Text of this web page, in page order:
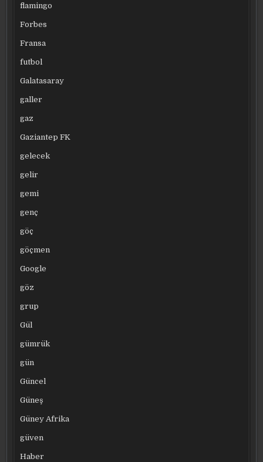
flamingo
Forbes
Fransa
futbol
Galatasaray
galler
gaz
Gaziantep FK
gelecek
gelir
gemi
genç
göç
göçmen
Google
göz
grup
Gül
gümrük
gün
Güncel
Güneş
Güney Afrika
güven
Haber